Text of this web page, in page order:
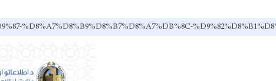
%D8%A7%D8%B9%D8%B7%D8%A7%DB%8C-